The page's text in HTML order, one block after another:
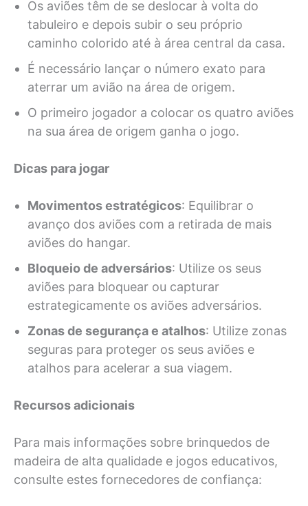
Os aviões têm de se deslocar à volta do
tabuleiro e depois subir o seu próprio
caminho colorido até à área central da casa.
É necessário lançar o número exato para
aterrar um avião na área de origem.
O primeiro jogador a colocar os quatro aviões
na sua área de origem ganha o jogo.
Dicas para jogar
Movimentos estratégicos: Equilibrar o
avanço dos aviões com a retirada de mais
aviões do hangar.
Bloqueio de adversários: Utilize os seus
aviões para bloquear ou capturar
estrategicamente os aviões adversários.
Zonas de segurança e atalhos: Utilize zonas
seguras para proteger os seus aviões e
atalhos para acelerar a sua viagem.
Recursos adicionais
Para mais informações sobre brinquedos de
madeira de alta qualidade e jogos educativos,
consulte estes fornecedores de confiança: